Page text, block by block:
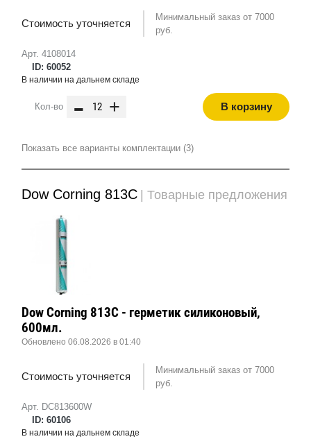
Арт. 4108014
ID: 60052
Стоимость уточняется
Минимальный заказ от 7000
руб.
В наличии на дальнем складе
Кол-во - + В корзину
Показать все варианты комплектации (3)
Dow Corning 813C | Товарные предложения
Арт. DC813600W
ID: 60106
Dow Corning 813C - герметик силиконовый,
600мл.
Обновлено 06.08.2026 в 01:40
Стоимость уточняется
Минимальный заказ от 7000
руб.
В наличии на дальнем складе